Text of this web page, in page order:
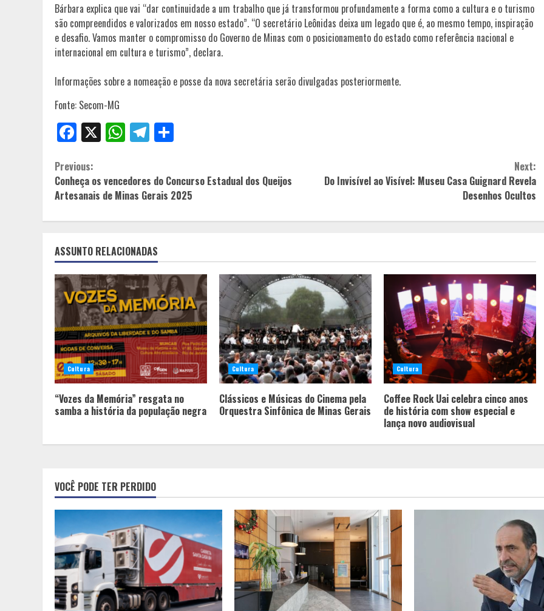
Bárbara explica que vai “dar continuidade a um trabalho que já transformou profundamente a forma como a cultura e o turismo
são compreendidos e valorizados em nosso estado”. “O secretário Leônidas deixa um legado que é, ao mesmo tempo, inspiração
e desafio. Vamos manter o compromisso do Governo de Minas com o posicionamento do estado como referência nacional e
internacional em cultura e turismo”, declara.
Informações sobre a nomeação e posse da nova secretária serão divulgadas posteriormente.
Fonte: Secom-MG
Facebook
X WhatsApp
Telegram
Continue
Reading
Previous:
Conheça os vencedores do Concurso Estadual dos Queijos
Artesanais de Minas Gerais 2025
Next:
Do Invisível ao Visível: Museu Casa Guignard Revela
Desenhos Ocultos
ASSUNTO RELACIONADAS
Cultura
“Vozes da Memória” resgata no
samba a história da população negra
Cultura
Clássicos e Músicas do Cinema pela
Orquestra Sinfônica de Minas Gerais
Cultura
Coffee Rock Uai celebra cinco anos
de história com show especial e
lança novo audiovisual
VOCÊ PODE TER PERDIDO